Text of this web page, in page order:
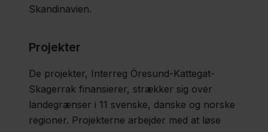
Presse
Kontakt
Skandinavien.
Projekter
De projekter, Interreg Öresund-Kattegat-
Skagerrak finansierer, strækker sig over
landegrænser i 11 svenske, danske og norske
regioner. Projekterne arbejder med at løse